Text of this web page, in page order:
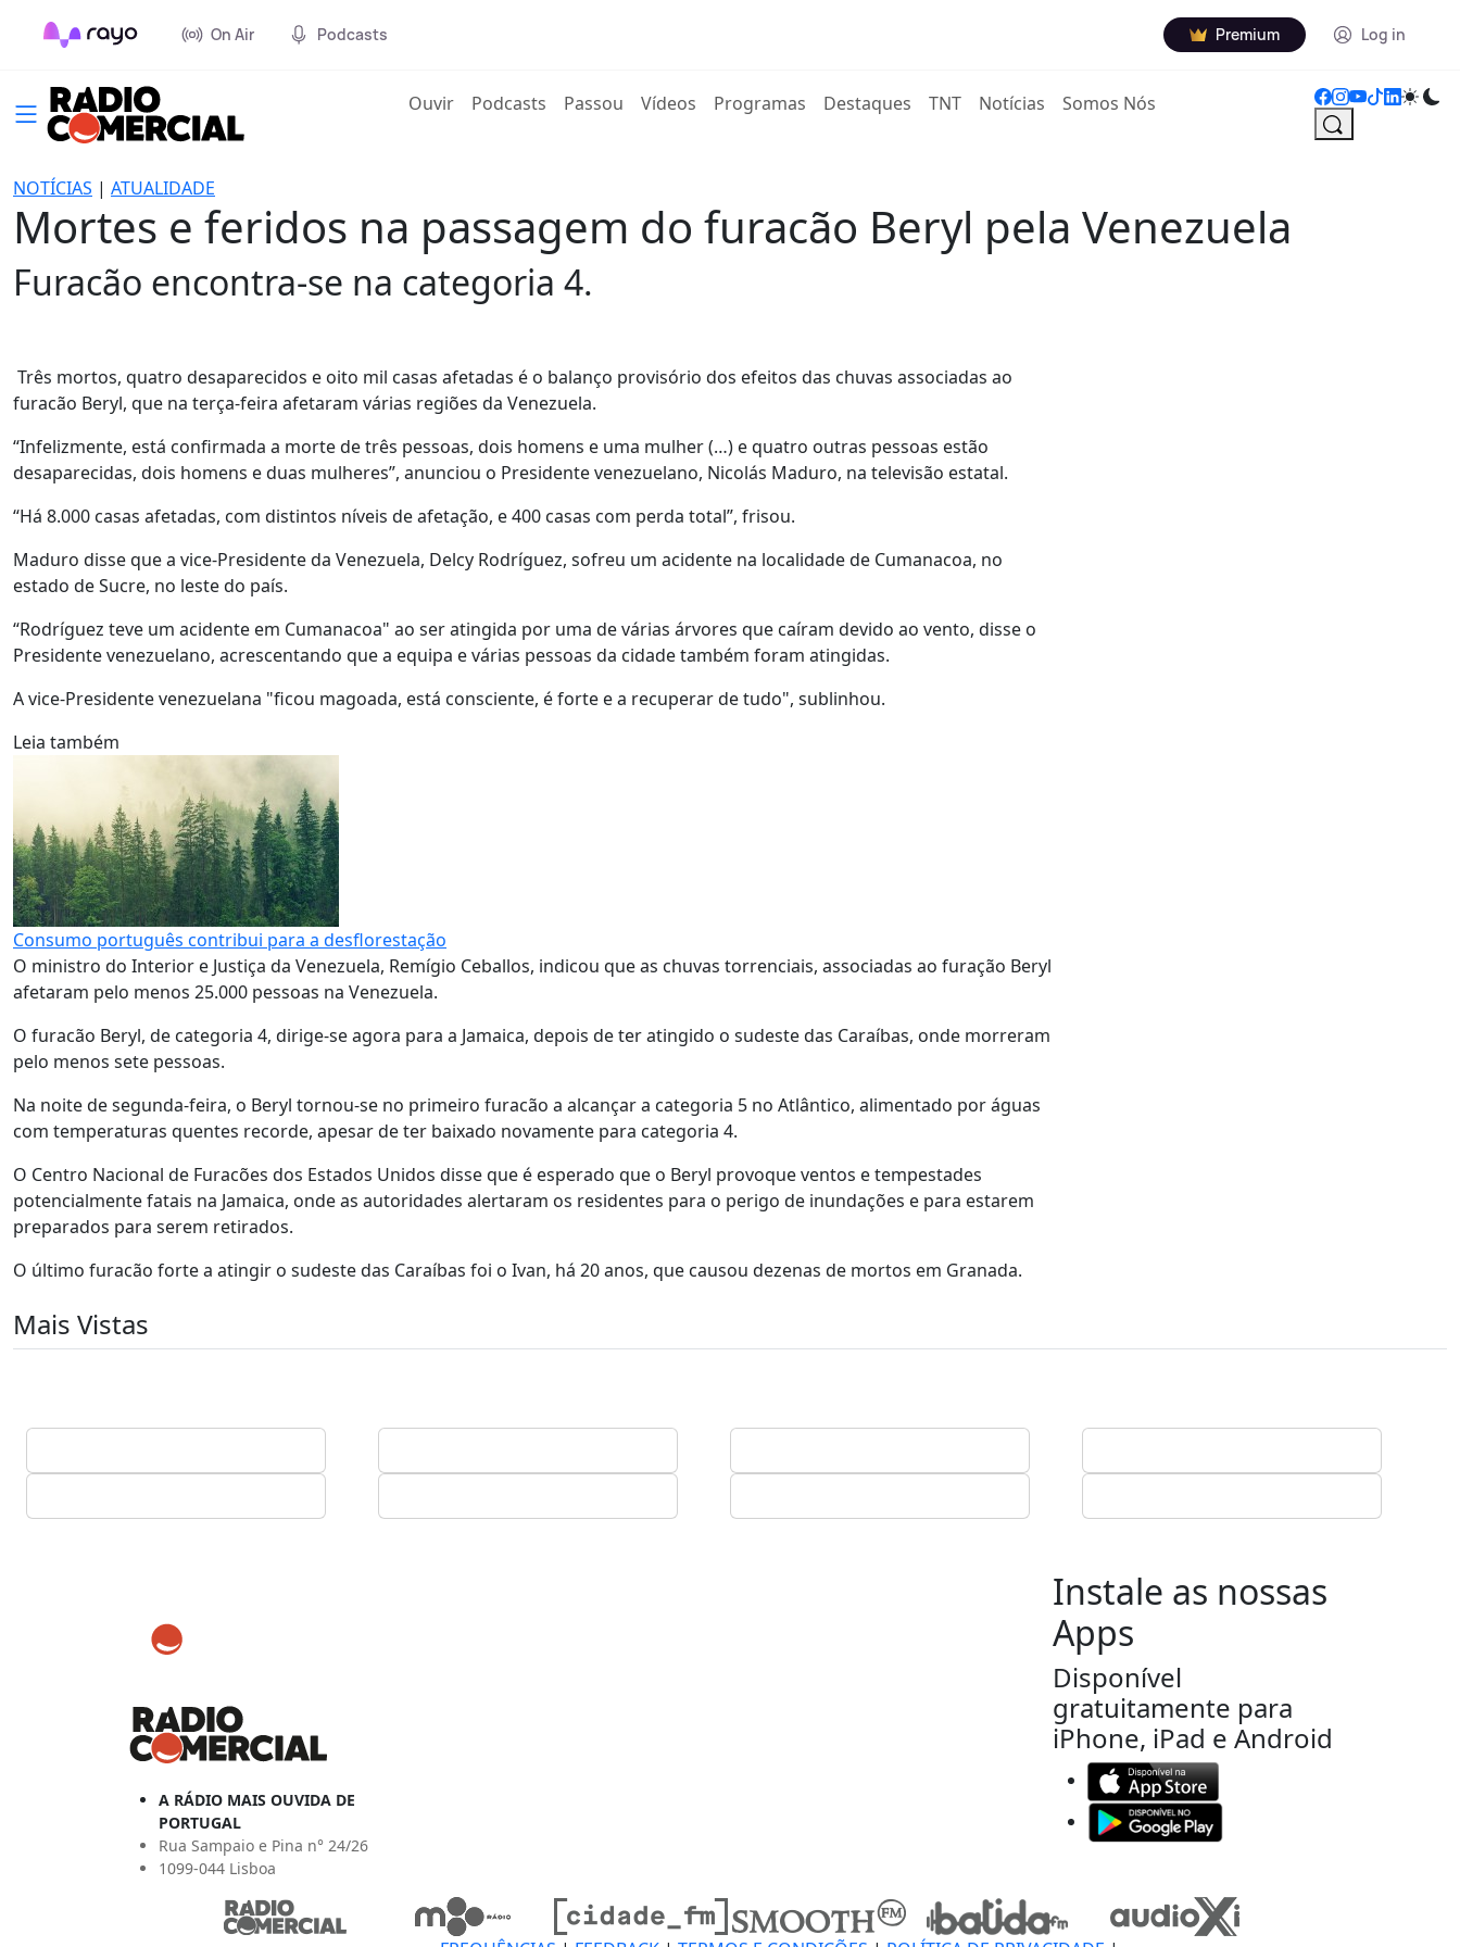
On Air Podcasts Premium Log in
Ouvir(current)
Podcasts Passou Vídeos Programas Destaques TNT Notícias Somos Nós
NOTÍCIAS | ATUALIDADE
Mortes e feridos na passagem do furacão Beryl pela Venezuela
Furacão encontra-se na categoria 4.
Três mortos, quatro desaparecidos e oito mil casas afetadas é o balanço provisório dos efeitos das chuvas associadas ao
furacão Beryl, que na terça-feira afetaram várias regiões da Venezuela.
“Infelizmente, está confirmada a morte de três pessoas, dois homens e uma mulher (…) e quatro outras pessoas estão
desaparecidas, dois homens e duas mulheres”, anunciou o Presidente venezuelano, Nicolás Maduro, na televisão estatal.
“Há 8.000 casas afetadas, com distintos níveis de afetação, e 400 casas com perda total”, frisou.
Maduro disse que a vice-Presidente da Venezuela, Delcy Rodríguez, sofreu um acidente na localidade de Cumanacoa, no
estado de Sucre, no leste do país.
“Rodríguez teve um acidente em Cumanacoa" ao ser atingida por uma de várias árvores que caíram devido ao vento, disse o
Presidente venezuelano, acrescentando que a equipa e várias pessoas da cidade também foram atingidas.
A vice-Presidente venezuelana "ficou magoada, está consciente, é forte e a recuperar de tudo", sublinhou.
Leia também
Consumo português contribui para a desflorestação
O ministro do Interior e Justiça da Venezuela, Remígio Ceballos, indicou que as chuvas torrenciais, associadas ao furação Beryl
afetaram pelo menos 25.000 pessoas na Venezuela.
O furacão Beryl, de categoria 4, dirige-se agora para a Jamaica, depois de ter atingido o sudeste das Caraíbas, onde morreram
pelo menos sete pessoas.
Na noite de segunda-feira, o Beryl tornou-se no primeiro furacão a alcançar a categoria 5 no Atlântico, alimentado por águas
com temperaturas quentes recorde, apesar de ter baixado novamente para categoria 4.
O Centro Nacional de Furacões dos Estados Unidos disse que é esperado que o Beryl provoque ventos e tempestades
potencialmente fatais na Jamaica, onde as autoridades alertaram os residentes para o perigo de inundações e para estarem
preparados para serem retirados.
O último furacão forte a atingir o sudeste das Caraíbas foi o Ivan, há 20 anos, que causou dezenas de mortos em Granada.
Mais Vistas
A RÁDIO MAIS OUVIDA DE
PORTUGAL
Rua Sampaio e Pina n° 24/26
1099-044 Lisboa
Instale as nossas
Apps
Disponível
gratuitamente para
iPhone, iPad e Android